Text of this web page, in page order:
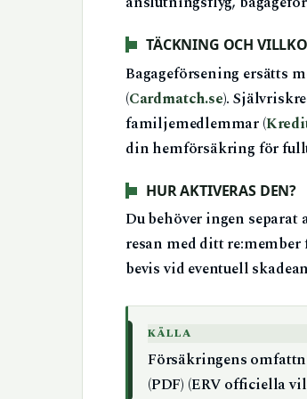
TÄCKNING OCH
Bagageförsening ersätts
(Cardmatch.se).
familjemedlemmar (
din hemförsäkring för
HUR AKTIVERAS DEN?
Du behöver ingen
resan med ditt
bevis vid eventuell
KÄLLA
Försäkringens
(PDF) (ERV officiella